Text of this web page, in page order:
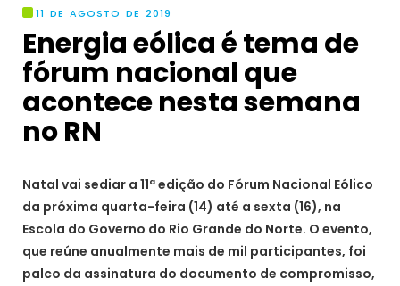
11 DE AGOSTO DE 2019
Energia eólica é tema de
fórum nacional que
acontece nesta semana
no RN
Natal vai sediar a 11ª edição do Fórum Nacional Eólico
da próxima quarta-feira (14) até a sexta (16), na
Escola do Governo do Rio Grande do Norte. O evento,
que reúne anualmente mais de mil participantes, foi
palco da assinatura do documento de compromisso,